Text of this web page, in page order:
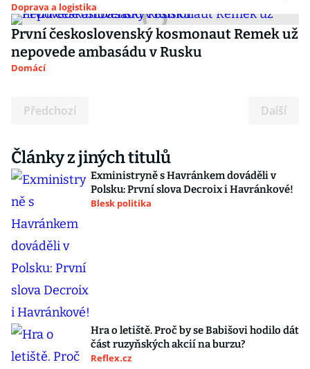
Doprava a logistika
První československý kosmonaut Remek už
nepovede ambasádu v Rusku
Domácí
Předchozí Další
Články z jiných titulů
Exministryně s Havránkem dováděli v
Polsku: První slova Decroix i Havránkové!
Blesk politika
Hra o letiště. Proč by se Babišovi hodilo dát
část ruzyňských akcií na burzu?
Reflex.cz